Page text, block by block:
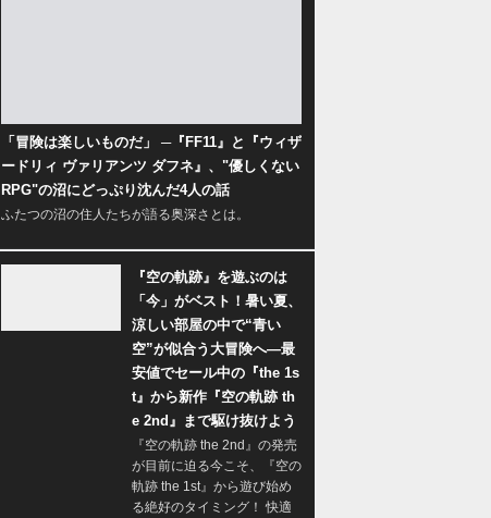
「冒険は楽しいものだ」 ─『FF11』と『ウィザ
ードリィ ヴァリアンツ ダフネ』、"優しくない
RPG"の沼にどっぷり沈んだ4人の話
ふたつの沼の住人たちが語る奥深さとは。
『空の軌跡』を遊ぶのは
「今」がベスト！暑い夏、
涼しい部屋の中で“青い
空”が似合う大冒険へ―最
安値でセール中の『the 1s
t』から新作『空の軌跡 th
e 2nd』まで駆け抜けよう
『空の軌跡 the 2nd』の発売
が目前に迫る今こそ、『空の
軌跡 the 1st』から遊び始め
る絶好のタイミング！ 快適